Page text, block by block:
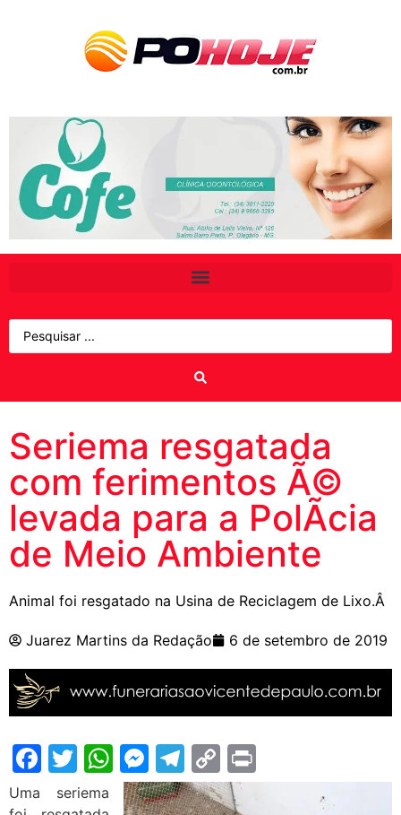
Seriema resgatada
com ferimentos Ã©
levada para a PolÃ­cia
de Meio Ambiente
Animal foi resgatado na Usina de Reciclagem de Lixo.Â
Juarez Martins da Redação 6 de setembro de 2019
Facebook
Twitter
WhatsApp
Messenger
Telegram
Copy
Link
Uma seriema